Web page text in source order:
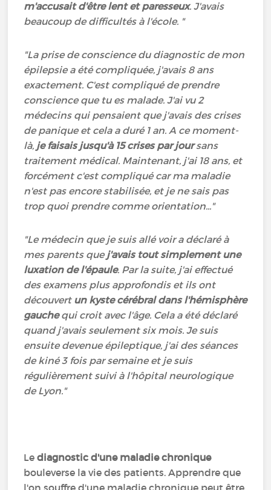
m'accusait d'être lent et paresseux. J'avais
beaucoup de difficultés à l'école. "
"La prise de conscience du diagnostic de mon
épilepsie a été compliquée, j'avais 8 ans
exactement. C'est compliqué de prendre
conscience que tu es malade. J'ai vu 2
médecins qui pensaient que j'avais des crises
de panique et cela a duré 1 an. A ce moment-
là, je faisais jusqu'à 15 crises par joursans
traitement médical. Maintenant, j'ai 18 ans, et
forcément c'est compliqué car ma maladie
n'est pas encore stabilisée, et je ne sais pas
trop quoi prendre comme orientation..."
"Le médecin que je suis allé voir a déclaré à
mes parents que j'avais tout simplement une
luxation de l'épaule. Par la suite, j'ai effectué
des examens plus approfondis et ils ont
découvert un kyste cérébral dans l'hémisphère
gauchequi croit avec l'âge. Cela a été déclaré
quand j'avais seulement six mois. Je suis
ensuite devenue épileptique, j'ai des séances
de kiné 3 fois par semaine et je suis
régulièrement suivi à l'hôpital neurologique
de Lyon."
Lediagnostic d'une maladie chronique
bouleverse la vie des patients. Apprendre que
l'on souffre d'une maladie chronique peut être